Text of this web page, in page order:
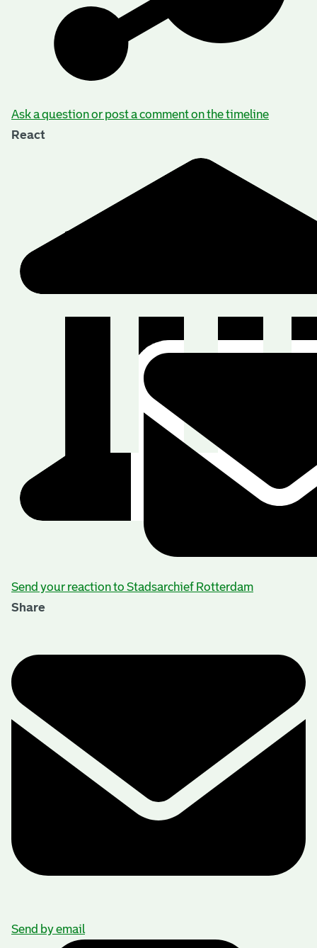
Ask a question or post a comment on the timeline
React
Send your reaction to Stadsarchief Rotterdam
Share
Send by email